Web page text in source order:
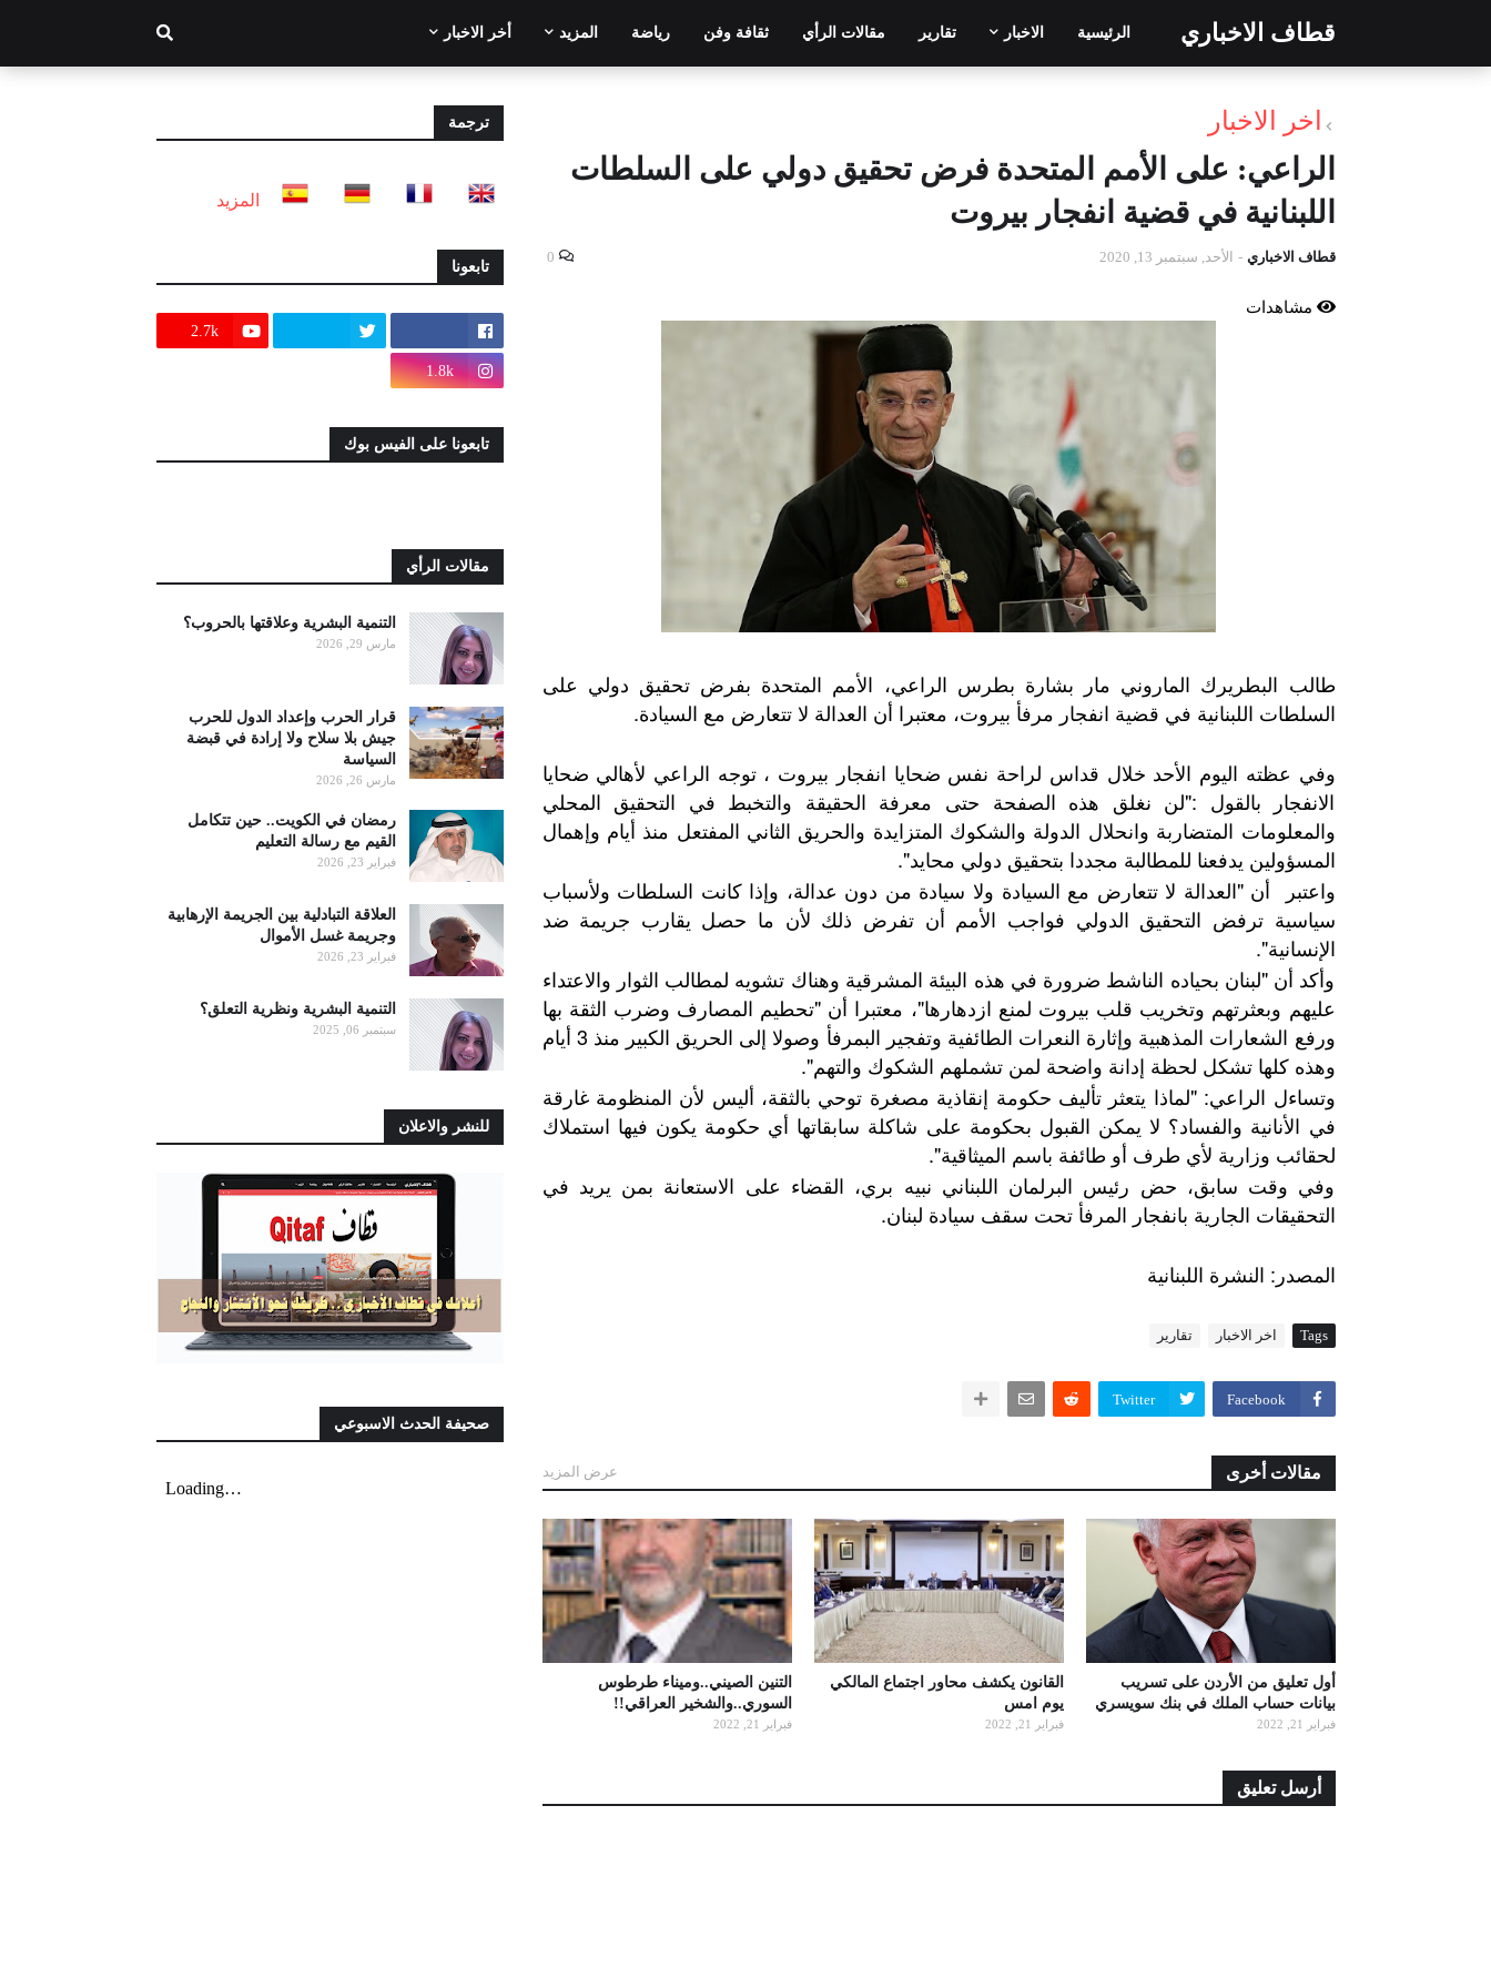
قطاف الاخباري الرئيسية الاخبار تقارير مقالات الرأي ثقافة وفن رياضة المزيد أخر الاخبار
اخر الاخبار
الراعي: على الأمم المتحدة فرض تحقيق دولي على السلطات
اللبنانية في قضية انفجار بيروت
قطاف الاخباري - الأحد, سبتمبر 13, 2020 0
مشاهدات
طالب البطريرك الماروني مار بشارة بطرس الراعي، الأمم المتحدة بفرض تحقيق دولي على
السلطات اللبنانية في قضية انفجار مرفأ بيروت، معتبرا أن العدالة لا تتعارض مع السيادة.
وفي عظته اليوم الأحد خلال قداس لراحة نفس ضحايا انفجار بيروت ، توجه الراعي لأهالي ضحايا
الانفجار بالقول :"لن نغلق هذه الصفحة حتى معرفة الحقيقة والتخبط في التحقيق المحلي
والمعلومات المتضاربة وانحلال الدولة والشكوك المتزايدة والحريق الثاني المفتعل منذ أيام وإهمال
المسؤولين يدفعنا للمطالبة مجددا بتحقيق دولي محايد".
واعتبر أن "العدالة لا تتعارض مع السيادة ولا سيادة من دون عدالة، وإذا كانت السلطات ولأسباب
سياسية ترفض التحقيق الدولي فواجب الأمم أن تفرض ذلك لأن ما حصل يقارب جريمة ضد
الإنسانية".
وأكد أن "لبنان بحياده الناشط ضرورة في هذه البيئة المشرقية وهناك تشويه لمطالب الثوار والاعتداء
عليهم وبعثرتهم وتخريب قلب بيروت لمنع ازدهارها"، معتبرا أن "تحطيم المصارف وضرب الثقة بها
ورفع الشعارات المذهبية وإثارة النعرات الطائفية وتفجير البمرفأ وصولا إلى الحريق الكبير منذ 3 أيام
وهذه كلها تشكل لحظة إدانة واضحة لمن تشملهم الشكوك والتهم".
وتساءل الراعي: "لماذا يتعثر تأليف حكومة إنقاذية مصغرة توحي بالثقة، أليس لأن المنظومة غارقة
في الأنانية والفساد؟ لا يمكن القبول بحكومة على شاكلة سابقاتها أي حكومة يكون فيها استملاك
لحقائب وزارية لأي طرف أو طائفة باسم الميثاقية".
وفي وقت سابق، حض رئيس البرلمان اللبناني نبيه بري، القضاء على الاستعانة بمن يريد في
التحقيقات الجارية بانفجار المرفأ تحت سقف سيادة لبنان.
المصدر : النشرة اللبنانية
Tags اخر الاخبار تقارير
Facebook
Twitter
مقالات أخرى عرض المزيد
أول تعليق من الأردن على تسريب
بيانات حساب الملك في بنك سويسري
فبراير 21, 2022
القانون يكشف محاور اجتماع المالكي
يوم امس
فبراير 21, 2022
التنين الصيني..وميناء طرطوس
السوري..والشخير العراقي!!
فبراير 21, 2022
أرسل تعليق
ترجمة
المزيد
تابعونا
2.7k
1.8k
تابعونا على الفيس بوك
مقالات الرأي
التنمية البشرية وعلاقتها بالحروب؟
مارس 29, 2026
قرار الحرب وإعداد الدول للحرب
جيش بلا سلاح ولا إرادة في قبضة
السياسة
مارس 26, 2026
رمضان في الكويت.. حين تتكامل
القيم مع رسالة التعليم
فبراير 23, 2026
العلاقة التبادلية بين الجريمة الإرهابية
وجريمة غسل الأموال
فبراير 23, 2026
التنمية البشرية ونظرية التعلق؟
سبتمبر 06, 2025
للنشر والاعلان
صحيفة الحدث الاسبوعي